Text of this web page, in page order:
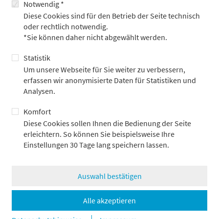
Notwendig *
Diese Cookies sind für den Betrieb der Seite technisch
oder rechtlich notwendig.
*Sie können daher nicht abgewählt werden.
Statistik
Um unsere Webseite für Sie weiter zu verbessern,
erfassen wir anonymisierte Daten für Statistiken und
Analysen.
Komfort
Diese Cookies sollen Ihnen die Bedienung der Seite
erleichtern. So können Sie beispielsweise Ihre
Einstellungen 30 Tage lang speichern lassen.
Auswahl bestätigen
Alle akzeptieren
Vermögensschutz bieten können. Metzler kann somit nicht
garantieren, zusichern oder gewährleisten, dass das Portfolio
die vom Anleger angestrebte Entwicklung erreicht, da ein
Portfolio stets Risiken ausgesetzt ist, welche die
können und auf welche Metzler nur begrenzte
Einflussmöglichkeit hat.
Insbesondere kann nicht garantiert, zugesichert oder
die Rendite gesteigert und/oder das Portfoliorisiko reduziert
wird. Ebenso kann aus dem Ziel des „verantwortlichen
Investierens“ (Definition entsprechend den BVI-
Wohlverhaltensregeln) keine zivilrechtliche Haftung seitens
www.metzler.com/konzern-
nachhaltigkeit. Informationen zu Nachhaltigkeit bei Metzler
Asset Management unterwww.metzler.com/esg